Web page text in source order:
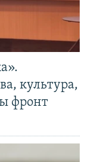
культура,
фронт